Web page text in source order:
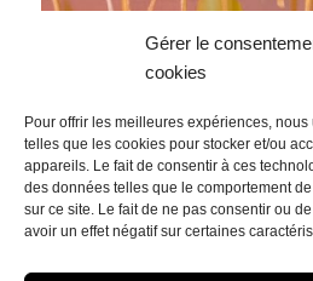
Gérer le
cookies
Pour offrir les meilleures expériences,
telles que les cookies pour stocker et/ou
appareils. Le fait de consentir à ces
des données telles que le comportement
sur ce site. Le fait de ne pas consentir ou
avoir un effet négatif sur certaines